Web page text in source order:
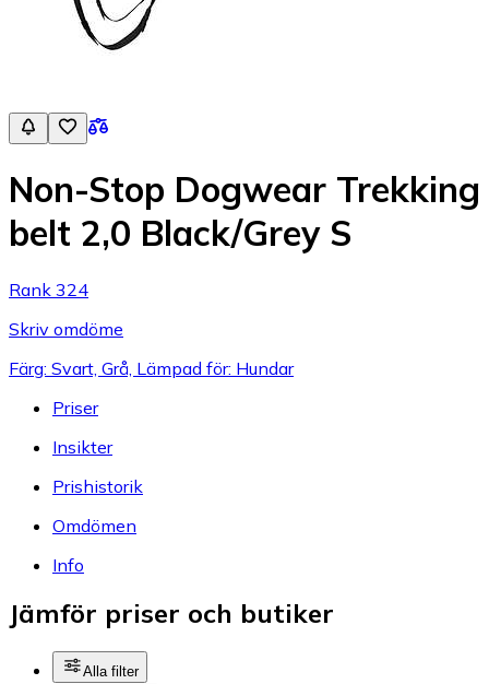
Non-Stop Dogwear Trekking
belt 2,0 Black/Grey S
Rank 324
Skriv omdöme
Färg: Svart, Grå, Lämpad för: Hundar
Priser
Insikter
Prishistorik
Omdömen
Info
Jämför priser och butiker
Alla filter